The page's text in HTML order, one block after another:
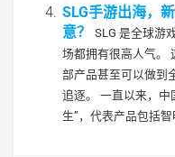
SLG手游出海，
意？
SLG 是全球游
场都拥有很高人气。
部产品甚至可以做到
追逐。 一直以来，中
生”，代表产品包括智